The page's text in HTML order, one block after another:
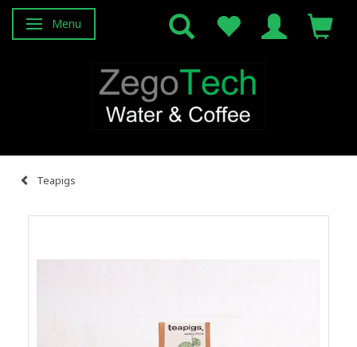
Skifte navigation
Menu
Teapigs